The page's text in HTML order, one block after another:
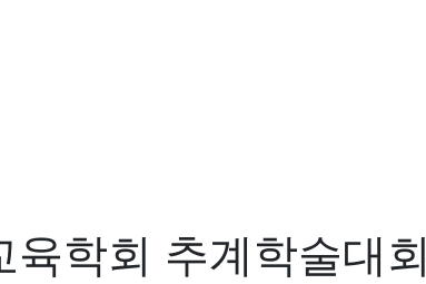
학회 추계학술대회